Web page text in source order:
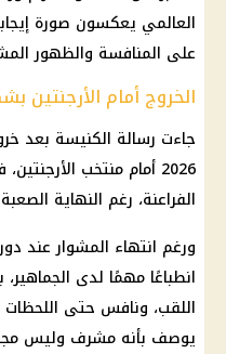
العالمي يعكسون صورة
على المنافسة والظهور
الخروج أمام
جاءت رسالة الكنيسة بعد
2026 أمام منتخب
الفراعنة، رغم النهاية
انطباعًا مهمًا لدى
اللقب، ونافس حتى
يوصف بأنه مشرف وليس